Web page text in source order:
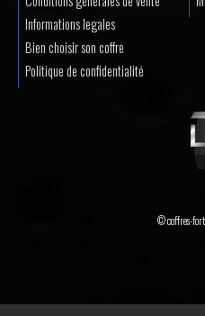
Informations legales
Bien choisir son coffre
Politique de confidentialité
© coffres-